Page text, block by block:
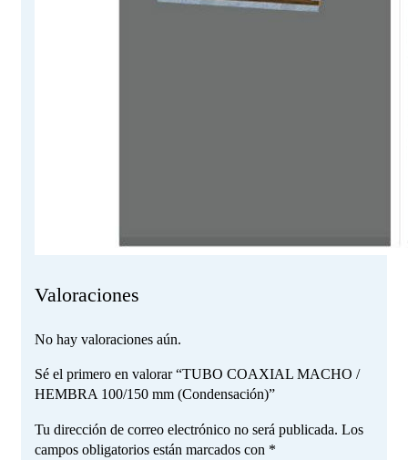
Valoraciones
No hay valoraciones aún.
Sé el primero en valorar “TUBO COAXIAL MACHO /
HEMBRA 100/150 mm (Condensación)”
Tu dirección de correo electrónico no será publicada. Los
campos obligatorios están marcados con *